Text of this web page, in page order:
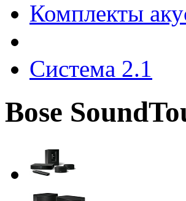
Комплекты
Система 2.1
Bose